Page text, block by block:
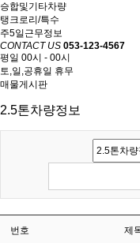
승합및기타차량
탱크로리/특수
주5일근무정보
CONTACT US 053-123-4567
평일 00시 - 00시
토,일,공휴일 휴무
매물게시판
2.5톤차량정보
번호 제